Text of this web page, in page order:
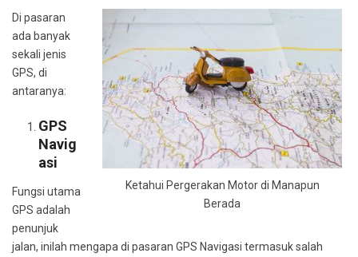
Ketahui Pergerakan Motor di Manapun
Berada
Di pasaran
ada banyak
sekali jenis
GPS, di
antaranya:
GPS
Navig
Asi
Fungsi utama
GPS adalah
penunjuk
jalan, inilah mengapa di pasaran GPS Navigasi termasuk salah